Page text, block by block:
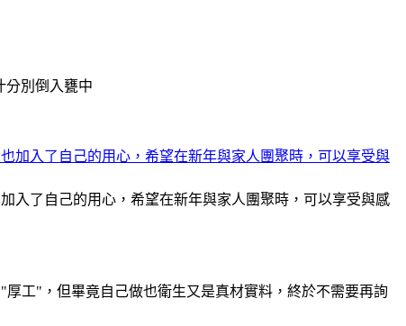
分別倒入甕中
入了自己的用心，希望在新年與家人團聚時，可以享受與感
厚工"，但畢竟自己做也衛生又是真材實料，終於不需要再詢